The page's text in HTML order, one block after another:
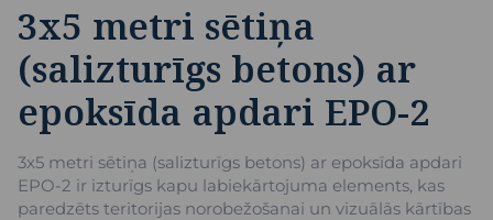
3x5 metri sētiņa
(salizturīgs betons) ar
epoksīda apdari EPO-2
3x5 metri sētiņa (salizturīgs betons) ar epoksīda apdari
EPO-2 ir izturīgs kapu labiekārtojuma elements, kas
paredzēts teritorijas norobežošanai un vizuālās kārtības